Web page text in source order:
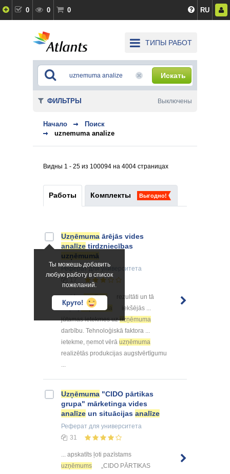
0 0 0 RU
ТИПЫ РАБОТ
Искать
Начало
Поиск
uznemuma analize
Видны 1 - 25 из 100094 на 4004 страницах
Работы Комплекты Выгодно!
Ты можешь добавить
любую работу в список
пожеланий.
Круто!
Uzņēmuma ārējās vides
analīze tirdzniecības
uzņēmumā
Рефератдля университета
... videsanalīzes
rezultāti un tā
iekļauj
uzņēmuma
iekšējās ...
jūtamas ietekmes uzuzņēmuma
darbību. Tehnoloģiskā faktora ...
ietekme, ņemot vērā uzņēmuma
realizētās produkcijas augstvērtīgumu
...
Uzņēmuma "CIDO pārtikas
grupa" mārketinga vides
analīze un situācijas analīze
Реферат для университета
31
... apskatīts ļoti pazīstams
uzņēmums
„CIDO PĀRTIKAS
ФИЛЬТРЫ Выключены